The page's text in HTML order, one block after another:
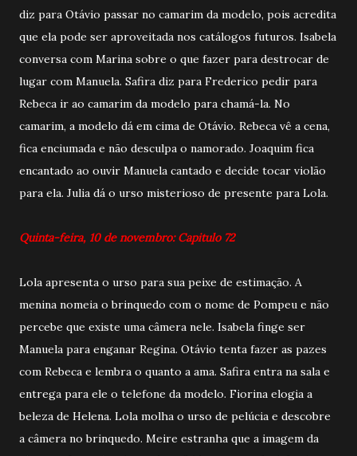
diz para Otávio passar no camarim da modelo, pois acredita
que ela pode ser aproveitada nos catálogos futuros. Isabela
conversa com Marina sobre o que fazer para destrocar de
lugar com Manuela. Safira diz para Frederico pedir para
Rebeca ir ao camarim da modelo para chamá-la. No
camarim, a modelo dá em cima de Otávio. Rebeca vê a cena,
fica enciumada e não desculpa o namorado. Joaquim fica
encantado ao ouvir Manuela cantado e decide tocar violão
para ela. Julia dá o urso misterioso de presente para Lola.
Quinta-feira, 10 de novembro: Capitulo 72
Lola apresenta o urso para sua peixe de estimação. A
menina nomeia o brinquedo com o nome de Pompeu e não
percebe que existe uma câmera nele. Isabela finge ser
Manuela para enganar Regina. Otávio tenta fazer as pazes
com Rebeca e lembra o quanto a ama. Safira entra na sala e
entrega para ele o telefone da modelo. Fiorina elogia a
beleza de Helena. Lola molha o urso de pelúcia e descobre
a câmera no brinquedo. Meire estranha que a imagem da